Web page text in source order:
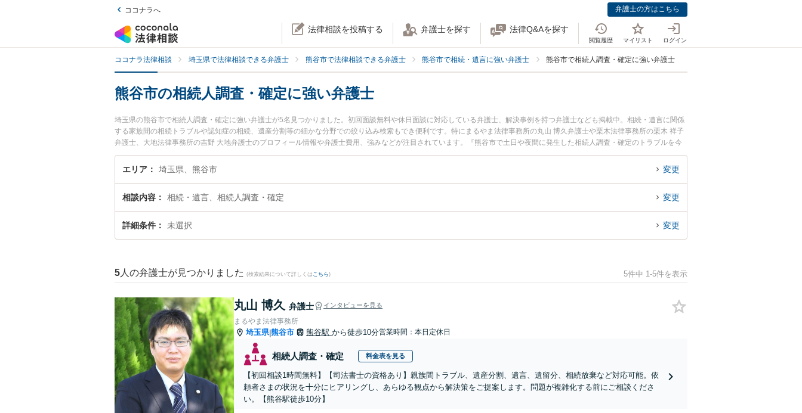
ココナラへ 弁護士の方はこちら
法律相談を投稿する 弁護士を探す 法律Q&Aを探す
閲覧履歴 マイリスト ログイン
ココナラ法律相談 埼玉県で法律相談できる弁護士 熊谷市で法律相談できる弁護士 熊谷市で相続・遺言に強い弁護士 熊谷市で相続人調査・確定に強い弁護士
熊谷市の相続人調査・確定に強い弁護士
埼玉県の熊谷市で相続人調査・確定に強い弁護士が5名見つかりました。初回面談無料や休日面談に対応している弁護士、解決事例を持つ弁護士なども掲載中。相続・遺言に関係
する家族間の相続トラブルや認知症の相続、遺産分割等の細かな分野での絞り込み検索もでき便利です。特にまるやま法律事務所の丸山 博久弁護士や栗木法律事務所の栗木 祥子
弁護士、大地法律事務所の吉野 大地弁護士のプロフィール情報や弁護士費用、強みなどが注目されています。『熊谷市で土日や夜間に発生した相続人調査・確定のトラブルを今
すぐに弁護士に相談したい』『相続人調査・確定のトラブル解決の実績豊富な近くの弁護士を検索したい』『初回相談無料で相続人調査・確定を法律相談できる熊谷市内の弁護士
に相談予約したい』などでお困りの相談者さんにおすすめです。
エリア 埼玉県、熊谷市 変更
相談内容 相続・遺言、相続人調査・確定 変更
詳細条件 未選択 変更
5 人の弁護士が見つかりました (検索結果について詳しくは こちら) 5件中 1-5件を表示
丸山 博久 弁護士 インタビューを見る
まるやま法律事務所
埼玉県|熊谷市 熊谷駅 から徒歩10分営業時間：本日定休日
相続人調査・確定 料金表を見る
【初回相談1時間無料】【司法書士の資格あり】親族間トラブル、遺産分割、遺言、遺留分、相続放棄など対応可能。依
頼者さまの状況を十分にヒアリングし、あらゆる観点から解決策をご提案します。問題が複雑化する前にご相談くださ
い。【熊谷駅徒歩10分】